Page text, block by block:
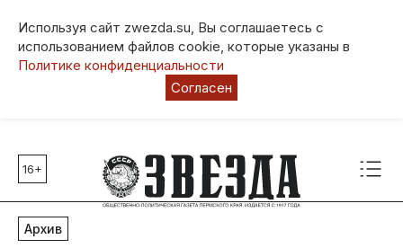
Используя сайт zwezda.su, Вы соглашаетесь с
использованием файлов cookie, которые указаны в
Политике конфиденциальности
Согласен
Главные темы
80 лет Победы
Молодежная столица РФ
16+
Архив